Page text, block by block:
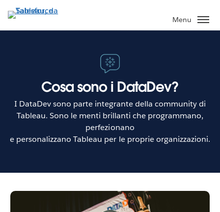
Passa
contenuto
Menu
Cosa sono i DataDev?
I DataDev sono parte integrante della community di
Tableau. Sono le menti brillanti che programmano,
perfezionano
e personalizzano Tableau per le proprie organizzazioni.